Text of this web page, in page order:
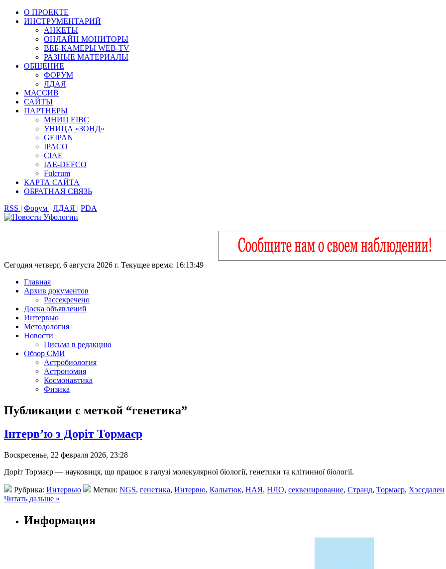
О ПРОЕКТЕ
ИНСТРУМЕНТАРИЙ
АНКЕТЫ
ОНЛАЙН МОНИТОРЫ
ВЕБ-КАМЕРЫ WEB-TV
РАЗНЫЕ МАТЕРИАЛЫ
ОБЩЕНИЕ
ФОРУМ
ЛДАЯ
МАССИВ
САЙТЫ
ПАРТНЕРЫ
МНИЦ EIBC
УНИЦА «ЗОНД»
GEIPAN
IPACO
CIAE
IAE-DEFCO
Fulcrum
КАРТА САЙТА
ОБРАТНАЯ СВЯЗЬ
RSS | Форум | ЛДАЯ | PDA
Сегодня четверг, 6 августа 2026 г. Текущее время: 16:13:50
Главная
Архив документов
Рассекречено
Доска объявлений
Интервью
Методология
Новости
Письма в редакцию
Обзор СМИ
Астробиология
Астрономия
Космонавтика
Физика
Публикации с меткой “генетика”
Інтерв’ю з Доріт Тормаєр
Воскресенье, 22 февраля 2026, 23:28
Доріт Тормаєр — науковиця, що працює в галузі молекулярної біології, генетики та клітинної біології.
Рубрика: Интервью Метки: NGS, генетика, Интервю, Калытюк, НАЯ, НЛО, секвенирование, Странд, Тормаєр, Хэссдален
Читать дальше »
Информация